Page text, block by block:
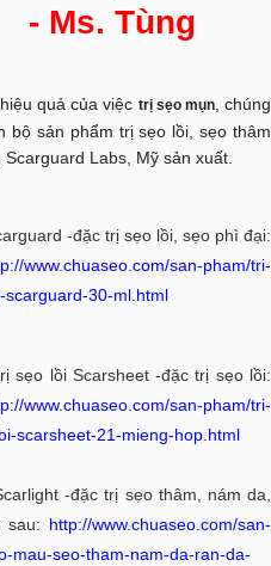
- Ms. Tùng
quả của việc trị sẹo mụn, chúng
bộ sản phẩm trị sẹo lồi, sẹo thâm
Labs, Mỹ sản xuất.
-đặc trị sẹo lồi, sẹo phì đại:
www.chuaseo.com/san-pham/tri-
30-ml.html
lồi Scarsheet -đặc trị sẹo lồi:
www.chuaseo.com/san-pham/tri-
scarsheet-21-mieng-hop.html
-đặc trị sẹo thâm, nám da,
sau: http://www.chuaseo.com/san-
mau-seo-tham-nam-da-ran-da-